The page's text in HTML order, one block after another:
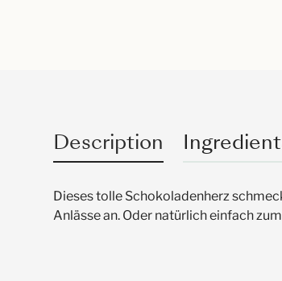
Description
Dieses tolle Schokoladenherz
Anlässe an. Oder natürlich einfach